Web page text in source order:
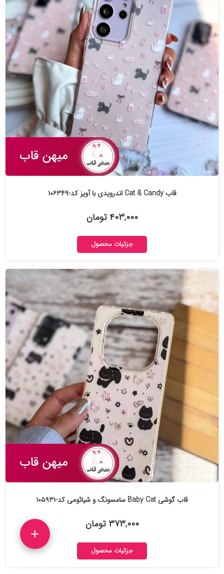
قاب Cat & Candy اندرویدی با آویز کد-۱۰۶۳۴۹
۴۰۳,۰۰۰ تومان
جزئیات محصول
قاب گوشی Baby Cat سامسونگ و شیائومی کد-۱۰۵۹۳۱
۳۷۳,۰۰۰ تومان
جزئیات محصول
+